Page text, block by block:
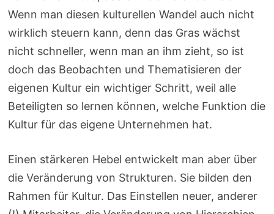
Wenn man diesen kulturellen Wandel auch nicht
wirklich steuern kann, denn das Gras wächst
nicht schneller, wenn man an ihm zieht, so ist
doch das Beobachten und Thematisieren der
eigenen Kultur ein wichtiger Schritt, weil alle
Beteiligten so lernen können, welche Funktion die
Kultur für das eigene Unternehmen hat.
Einen stärkeren Hebel entwickelt man aber über
die Veränderung von Strukturen. Sie bilden den
Rahmen für Kultur. Das Einstellen neuer, anderer